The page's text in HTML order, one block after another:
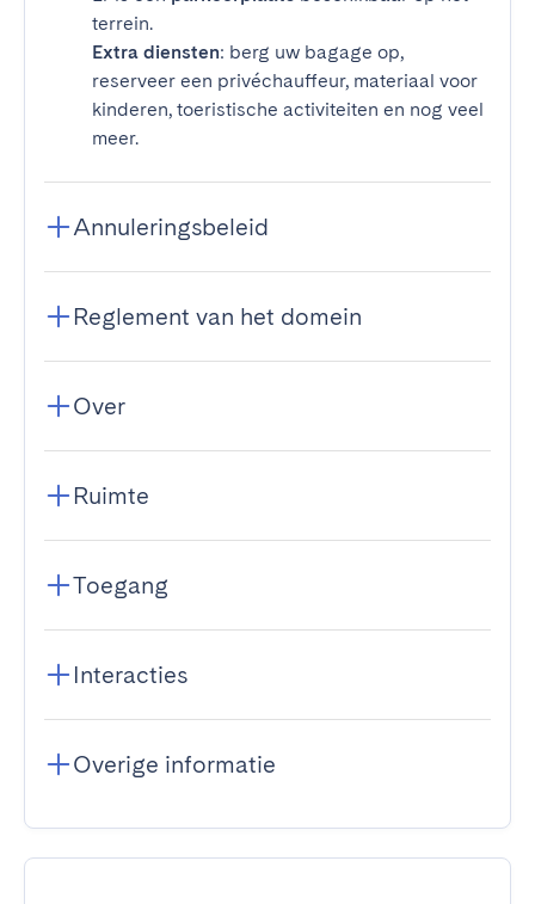
terrein.
Extra diensten: berg uw bagage op,
reserveer een privéchauffeur, materiaal voor
kinderen, toeristische activiteiten en nog veel
meer.
Annuleringsbeleid
Reglement van het domein
Over
Ruimte
Toegang
Interacties
Overige informatie